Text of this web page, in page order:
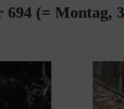
(= Montag,